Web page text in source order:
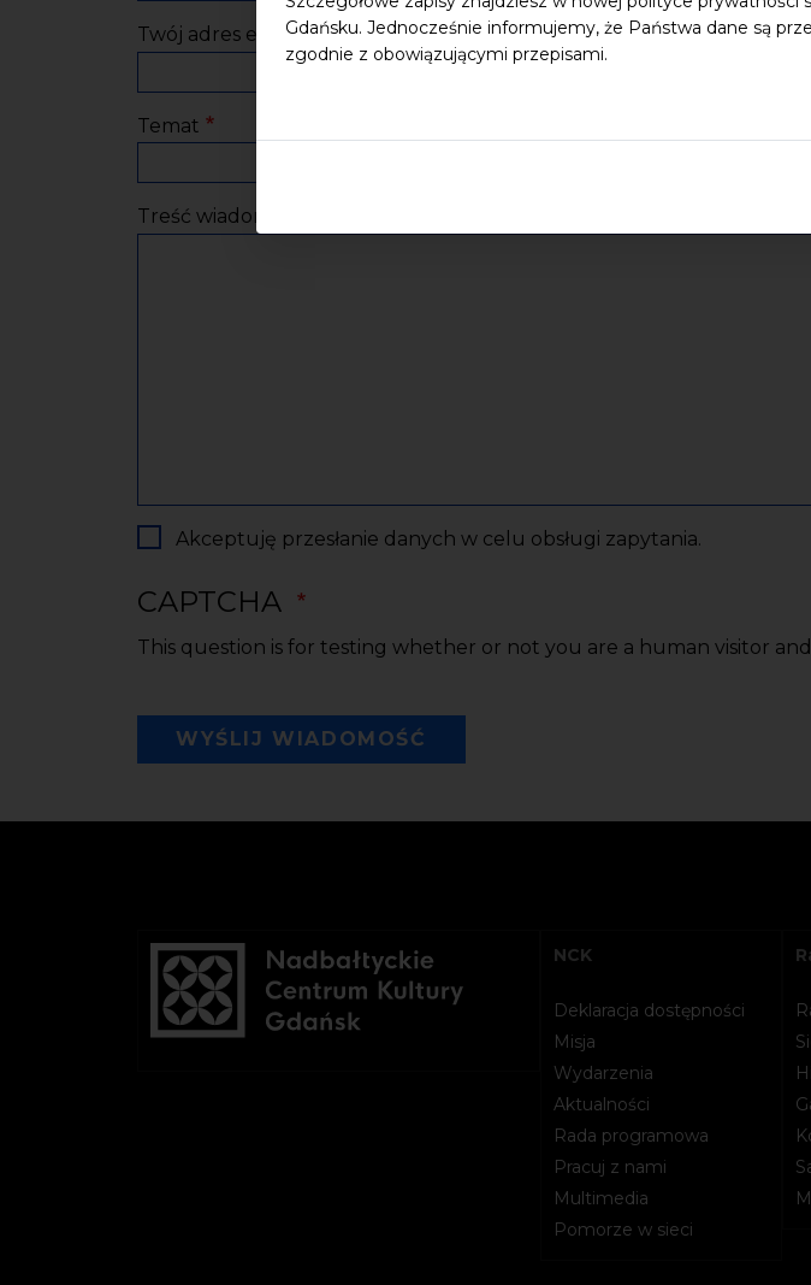
Gdańsku. Jednocześnie informujemy, że Państwa dane są
zgodnie z obowiązującymi przepisami.
Twój adres e-mail
Temat
Treść wiadomości
Akceptuję przesłanie danych w celu obsługi zapytania.
CAPTCHA
This question is for testing whether or not you are a human visitor
WYŚLIJ WIADOMOŚĆ
NCK
Deklaracja dostępności
Misja
Wydarzenia
Aktualności
Rada programowa
Pracuj z nami
Multimedia
Pomorze w sieci